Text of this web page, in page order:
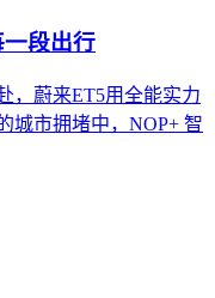
段出行
，蔚来ET5用全能实力
城市拥堵中，NOP+ 智